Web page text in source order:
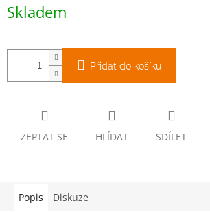
cena:
Skladem
Přidat do košíku
ZEPTAT SE HLÍDAT SDÍLET
Popis Diskuze